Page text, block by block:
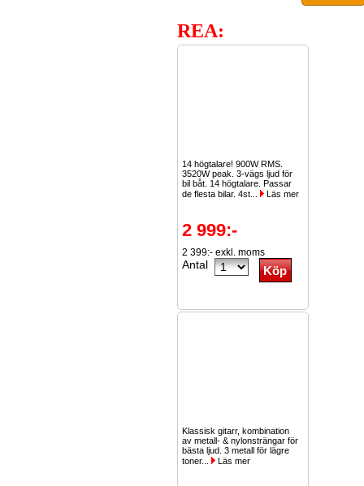
REA:
14 högtalare! 900W RMS.
3520W peak. 3-vägs ljud för
bil båt. 14 högtalare. Passar
de flesta bilar. 4st...
Läs mer
2 999:-
2 399:- exkl. moms
Antal
Klassisk gitarr, kombination
av metall- & nylonsträngar för
bästa ljud. 3 metall för lägre
toner...
Läs mer